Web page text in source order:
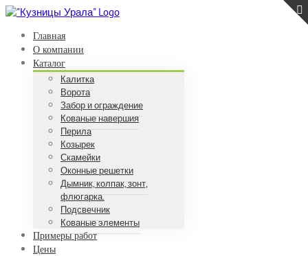
Skip
contentГлавная
О компании
Каталог
Калитка
Ворота
Забор и ограждение
Кованые навершия
Перила
Козырек
Скамейки
Оконные решетки
Дымник, колпак, зонт,
флюгарка.
Подсвечник
Кованые элементы
Примеры работ
Цены